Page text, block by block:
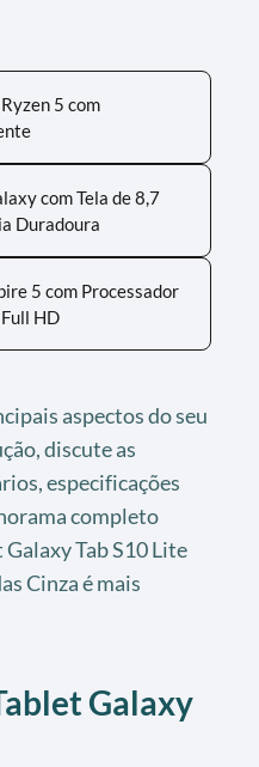
5 com
com Tela de 8,7
Duradoura
5 com Processador
HD
aspectos do seu
discute as
especificações
completo
Tab S10 Lite
Cinza é mais
Galaxy